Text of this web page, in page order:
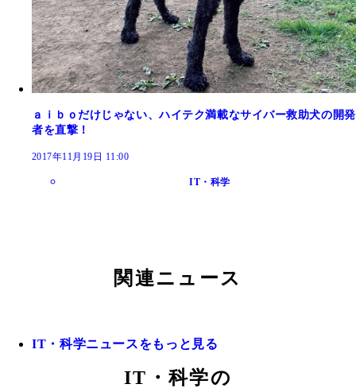
ａｉｂｏだけじゃない、ハイテク満載なサイバー救助犬の開発
者を直撃！
2017年11月19日 11:00
IT・科学
関連ニュース
IT・科学ニュースをもっと見る
IT・科学の